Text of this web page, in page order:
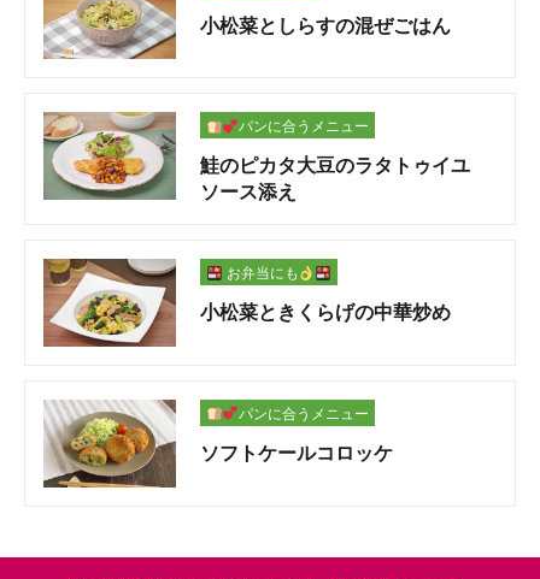
小松菜としらすの混ぜごはん
パンに合うメニュー
鮭のピカタ大豆のラタトゥイユ
ソース添え
お弁当にも
小松菜ときくらげの中華炒め
パンに合うメニュー
ソフトケールコロッケ